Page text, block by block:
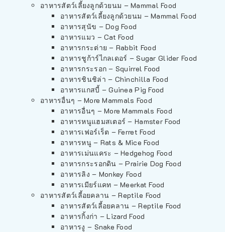
อาหารสัตว์เลี้ยงลูกด้วยนม – Mammal Food
อาหารสัตว์เลี้ยงลูกด้วยนม – Mammal Food
อาหารสุนัข – Dog Food
อาหารแมว – Cat Food
อาหารกระต่าย – Rabbit Food
อาหารชูก้าร์ไกลเดอร์ – Sugar Glider Food
อาหารกระรอก – Squirrel Food
อาหารชินชิล่า – Chinchilla Food
อาหารแกสบี้ – Guinea Pig Food
อาหารอื่นๆ – More Mammals Food
อาหารอื่นๆ – More Mammals Food
อาหารหนูแฮมสเตอร์ – Hamster Food
อาหารเฟอร์เร็ต – Ferret Food
อาหารหนู – Rats & Mice Food
อาหารเม่นแคระ – Hedgehog Food
อาหารกระรอกดิน – Prairie Dog Food
อาหารลิง – Monkey Food
อาหารเมียร์แคท – Meerkat Food
อาหารสัตว์เลี้อยคลาน – Reptile Food
อาหารสัตว์เลี้อยคลาน – Reptile Food
อาหารกิ้งก่า – Lizard Food
อาหารงู – Snake Food